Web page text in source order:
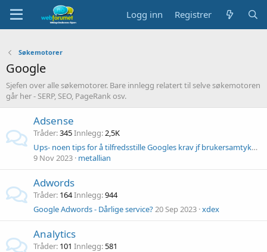
Logg inn Registrer
Søkemotorer
Google
Sjefen over alle søkemotorer. Bare innlegg relatert til selve søkemotoren
går her - SERP, SEO, PageRank osv.
Adsense
Tråder 345Innlegg 2,5K
Ups- noen tips for å tilfredsstille Googles krav jf brukersamtykke?
9 Nov 2023 metallian
Adwords
Tråder 164Innlegg 944
Google Adwords - Dårlige service?20 Sep 2023 xdex
Analytics
Tråder 101 Innlegg 581